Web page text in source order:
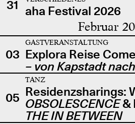
31 aha Festival 2026
Februar
03
GASTVERANSTALTUNG
Explora Reise
– von Kapstadt
05
TANZ
Residenzsharings:
OBSOLESCENCE&
THE IN BETWEEN